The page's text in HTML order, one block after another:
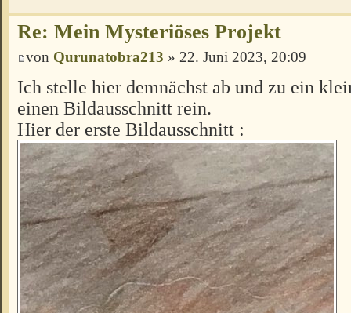
Re: Mein Mysteriöses Projekt
von Qurunatobra213 » 22. Juni 2023, 20:09
Ich stelle hier demnächst ab und zu ein
einen Bildausschnitt rein.
Hier der erste Bildausschnitt :